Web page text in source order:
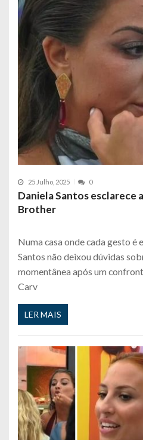
25 Julho, 2025 0
Daniela Santos esclarece
Brother
Numa casa onde cada gesto é
Santos não deixou dúvidas
momentânea após um
Carv
LER MAIS